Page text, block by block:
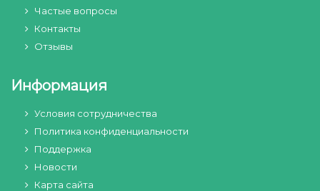
Частые вопросы
Контакты
Отзывы
Информация
Условия сотрудничества
Политика конфиденциальности
Поддержка
Новости
Карта сайта